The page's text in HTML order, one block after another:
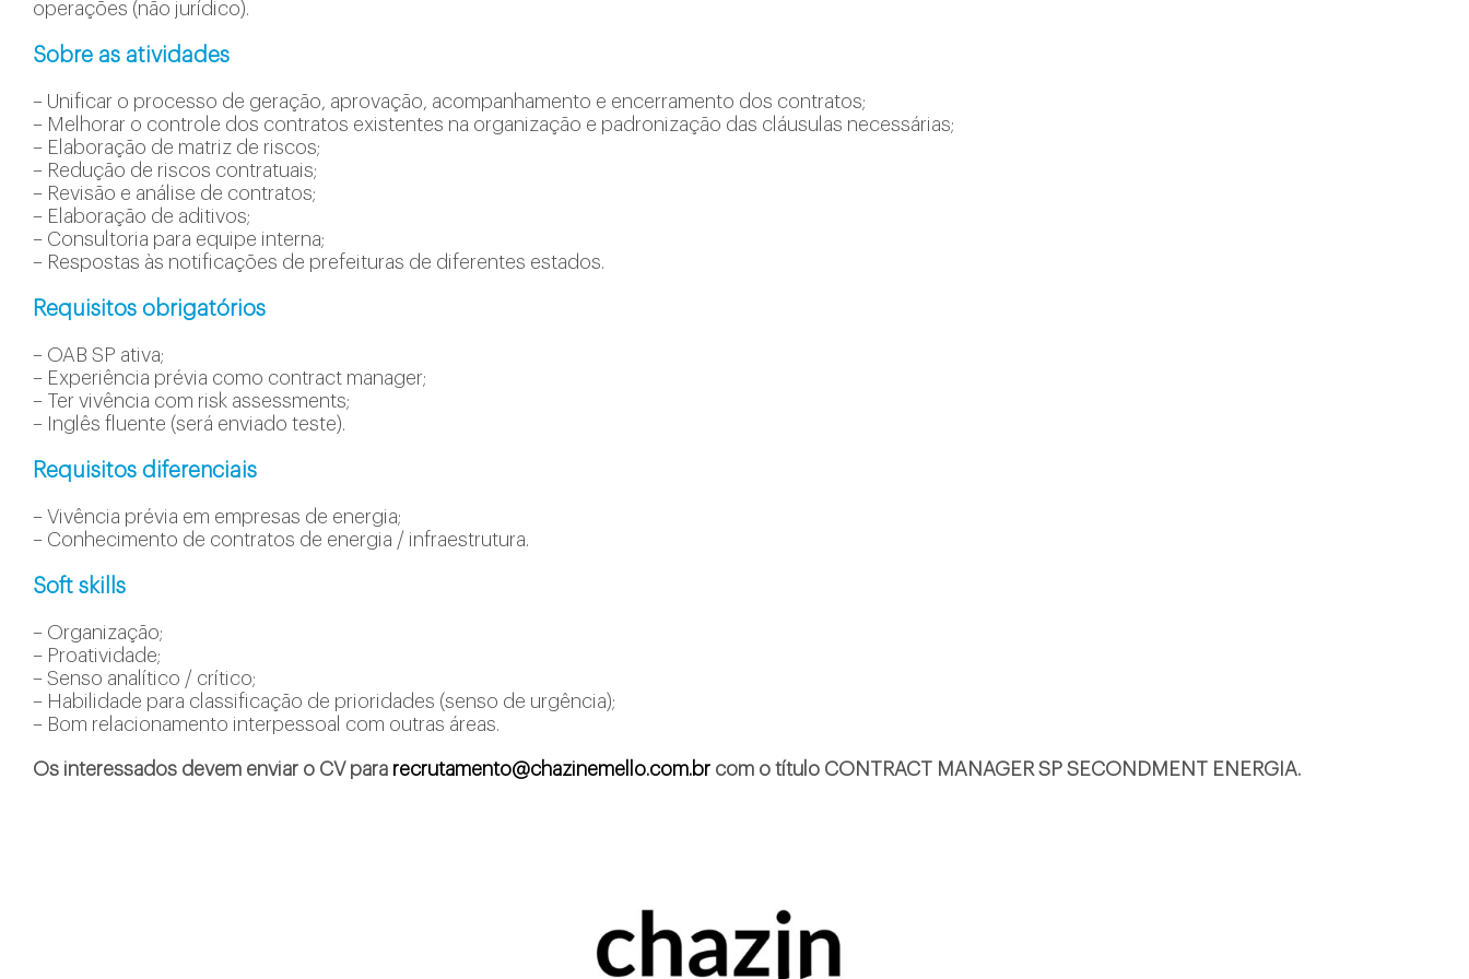
operações (não jurídico).
Sobre as atividades
– Unificar o processo de geração, aprovação, acompanhamento e encerramento dos contratos;
– Melhorar o controle dos contratos existentes na organização e padronização das cláusulas necessárias;
– Elaboração de matriz de riscos;
– Redução de riscos contratuais;
– Revisão e análise de contratos;
– Elaboração de aditivos;
– Consultoria para equipe interna;
– Respostas às notificações de prefeituras de diferentes estados.
Requisitos obrigatórios
– OAB SP ativa;
– Experiência prévia como contract manager;
– Ter vivência com risk assessments;
– Inglês fluente (será enviado teste).
Requisitos diferenciais
– Vivência prévia em empresas de energia;
– Conhecimento de contratos de energia / infraestrutura.
Soft skills
– Organização;
– Proatividade;
– Senso analítico / crítico;
– Habilidade para classificação de prioridades (senso de urgência);
– Bom relacionamento interpessoal com outras áreas.
Os interessados devem enviar o CV para recrutamento@chazinemello.com.br com o título CONTRACT MANAGER SP SECONDMENT ENERGIA.